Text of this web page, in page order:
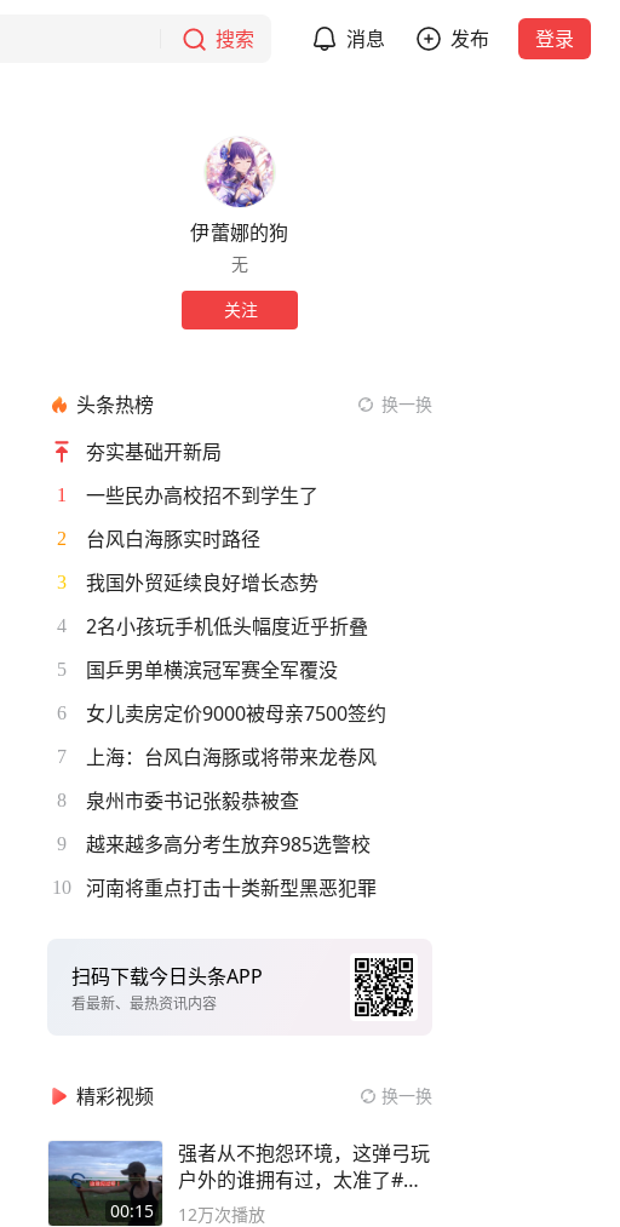
搜索 消息 发布 登录
伊蕾娜的狗
无
关注
头条热榜 换一换
夯实基础开新局
1 一些民办高校招不到学生了
2 台风白海豚实时路径
3 我国外贸延续良好增长态势
4 2名小孩玩手机低头幅度近乎折叠
5 国乒男单横滨冠军赛全军覆没
6 女儿卖房定价9000被母亲7500签约
7 上海：台风白海豚或将带来龙卷风
8 泉州市委书记张毅恭被查
9 越来越多高分考生放弃985选警校
10 河南将重点打击十类新型黑恶犯罪
扫码下载今日头条APP
看最新、最热资讯内容
精彩视频 换一换
00:15
强者从不抱怨环境，这弹弓玩
户外的谁拥有过，太准了#弹
弓#户外
12万次播放